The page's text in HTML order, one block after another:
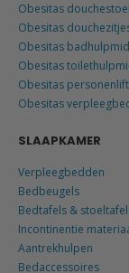
Obesitas
Obesitas
Obesitas
Obesitas
Obesitas
Obesitas
SLAAPKAMER
Verpleegbedden
Bedbeugels
Bedtafels &
Incontinentie
Aantrekhulpen
Bedaccessoires